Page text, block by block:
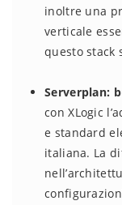
inoltre una
verticale
questo stack
Serverplan:
con XLogic
e standard
italiana. La